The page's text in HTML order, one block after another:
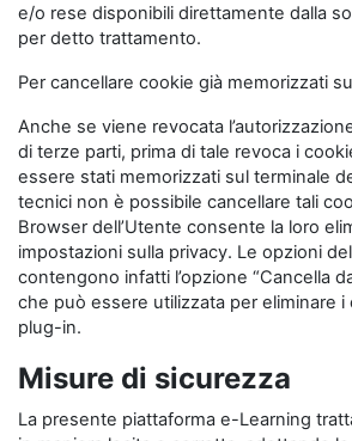
e/o rese disponibili direttamente dalla
per detto trattamento.
Per cancellare cookie già memorizzati
Anche se viene revocata
di terze parti, prima di tale revoca i
essere stati memorizzati sul terminale
tecnici non è possibile cancellare tali
Browser dell’Utente consente la loro
impostazioni sulla privacy. Le opzioni
contengono infatti l’opzione “Cancella
che può essere utilizzata per eliminare i
plug-in.
Misure di sicurezza
La presente piattaforma e-Learning